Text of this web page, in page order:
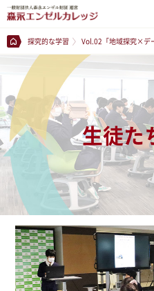
探究的な学習 Vol.02「地域探究×デ
生徒た